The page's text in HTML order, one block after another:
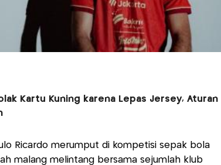
Kartu Kuning karena Lepas Jersey, Aturan
Ricardo merumput di kompetisi sepak bola
malang melintang bersama sejumlah klub